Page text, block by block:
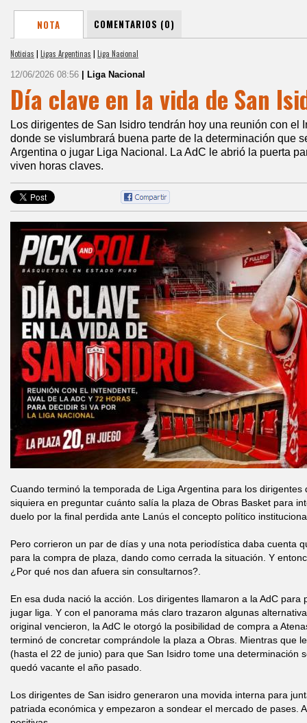
NOTA COMENTARIOS (0)
Noticias | Ligas Argentinas | Liga Nacional
12/06/2026 08:56 | Liga Nacional
Día clave en la vida de San
Los dirigentes de San Isidro tendrán hoy una reunión con el
donde se vislumbrará buena parte de la determinación que
Argentina o jugar Liga Nacional. La AdC le abrió la puerta
viven horas claves.
Cuando terminó la temporada de Liga Argentina para los
siquiera en preguntar cuánto salía la plaza de Obras Basket para
duelo por la final perdida ante Lanús el concepto político
Pero corrieron un par de días y una nota periodística daba cuenta
para la compra de plaza, dando como cerrada la situación. Y
¿Por qué nos dan afuera sin consultarnos?.
En esa duda nació la acción. Los dirigentes llamaron a la AdC
jugar liga. Y con el panorama más claro trazaron algunas
original vencieron, la AdC le otorgó la posibilidad de compra a
terminó de concretar comprándole la plaza a Obras. Mientras que
(hasta el 22 de junio) para que San Isidro tome una determinación
quedó vacante el año pasado.
Los dirigentes de San isidro generaron una movida interna para
patriada económica y empezaron a sondear el mercado de pases.